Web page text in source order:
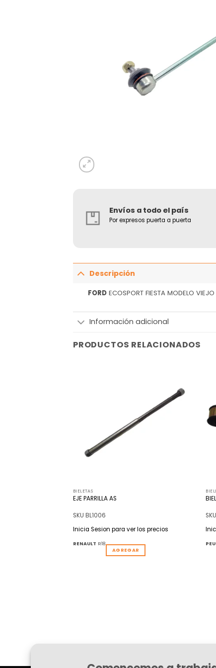
Envíos a todo el país
Por expresos puerta a puerta
Descripción
FORD ECOSPORT FIESTA MODELO
Información adicional
PRODUCTOS RELACIONADOS
a la
lista
BIELETAS
EJE PARRILLA AS
SKU BL1006
Inicia Sesion para ver los precios
RENAULT R18
AGREGAR